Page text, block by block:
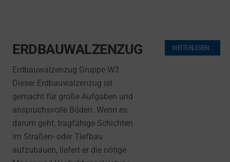
ERDBAUWALZENZUG
Erdbauwalzenzug Gruppe W3
Dieser Erdbauwalzenzug ist
gemacht für große Aufgaben und
anspruchsvolle Böden. Wenn es
darum geht, tragfähige Schichten
im Straßen- oder Tiefbau
aufzubauen, liefert er die nötige
WEITERLESEN…